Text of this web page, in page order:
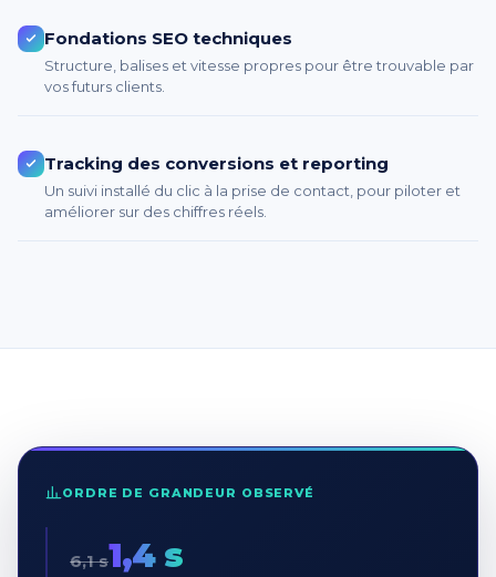
Fondations SEO techniques
Structure, balises et vitesse propres pour être trouvable par
vos futurs clients.
Tracking des conversions et reporting
Un suivi installé du clic à la prise de contact, pour piloter et
améliorer sur des chiffres réels.
ORDRE DE GRANDEUR OBSERVÉ
6,1 s1,4 s